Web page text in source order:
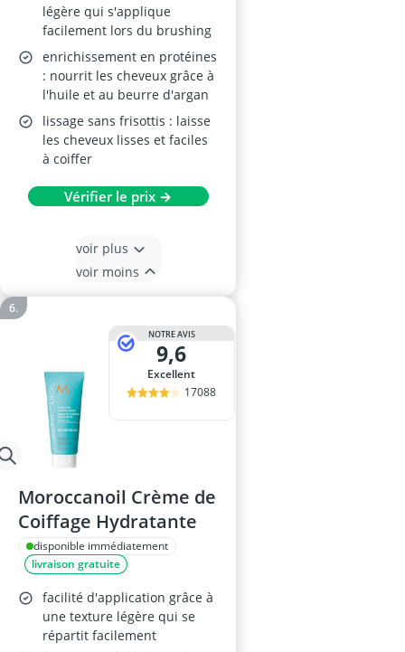
légère qui s'applique
facilement lors du brushing
enrichissement en protéines
: nourrit les cheveux grâce à
l'huile et au beurre d'argan
lissage sans frisottis : laisse
les cheveux lisses et faciles
à coiffer
Vérifier le prix →
voir plus
voir moins
NOTRE AVIS
9,6
Excellent
17088
Moroccanoil Crème de
Coiffage Hydratante
disponible immédiatement
livraison gratuite
facilité d'application grâce à
une texture légère qui se
répartit facilement